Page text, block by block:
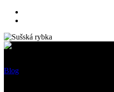
Blog